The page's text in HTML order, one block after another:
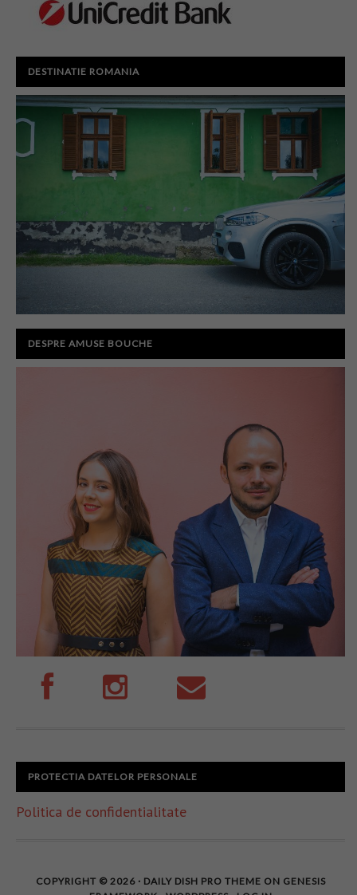
DESTINATIE ROMANIA
DESPRE AMUSE BOUCHE
PROTECTIA DATELOR PERSONALE
Politica de confidentialitate
COPYRIGHT © 2026 · DAILY DISH PRO THEME ON GENESIS